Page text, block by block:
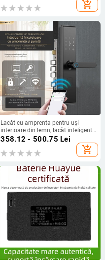
add_shopping_cart
Lacăt cu amprenta pentru uși
interioare din lemn, lacăt inteligent
fără găuri, pentru apartamente,
pensii și închirieri, design graffiti
358.12 - 500.75 Lei
add_shopping_cart